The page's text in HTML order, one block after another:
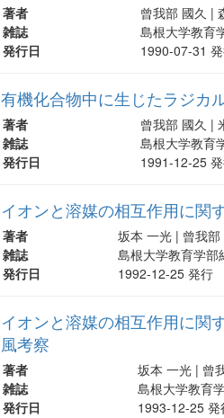
著者
曾我部 國久 |
雑誌
島根大学教育
発行日
1990-07-31
有機化合物中に生じたラジカ
著者
曾我部 國久 |
雑誌
島根大学教育
発行日
1991-12-25
イオンと溶媒の相互作用に関
著者
坂本 一光 | 曾我
雑誌
島根大学教育学
発行日
1992-12-25 発行
イオンと溶媒の相互作用に関
風考察
著者
坂本 一光 | 曾
雑誌
島根大学教育
発行日
1993-12-25 発